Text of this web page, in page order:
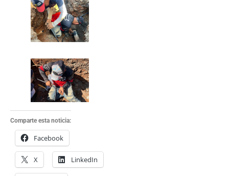
Comparte esta noticia:
Facebook
X LinkedIn